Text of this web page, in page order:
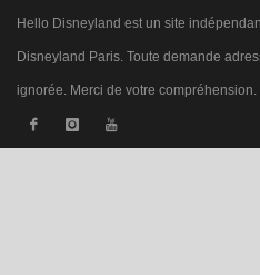
Hello Disneyland est un site
Disneyland Paris. Toute demande
ignorée. Merci de votre compréhension.